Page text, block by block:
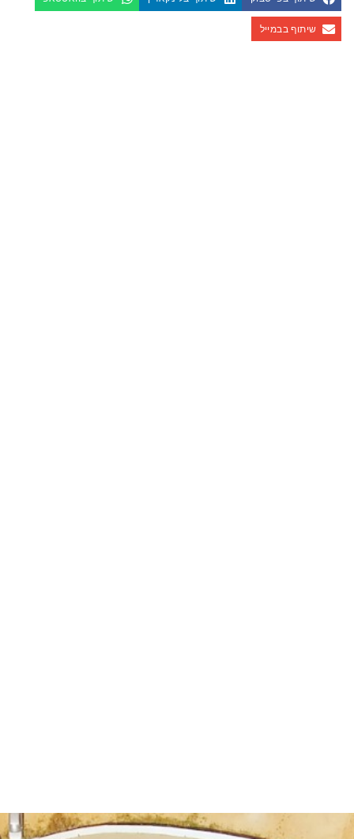
שיתוף בבמייל